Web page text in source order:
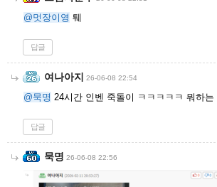
@멋장이영 퉤
답글
여나아지 26-06-08 22:54
@묵명 24시간 인벤 죽돌이 ㅋㅋㅋㅋㅋ 뭐하는
답글
묵명 26-06-08 22:56